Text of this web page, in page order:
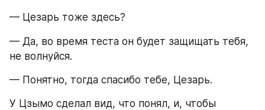
— Цезарь тоже здесь?
— Да, во время теста он будет защищать тебя,
не волнуйся.
— Понятно, тогда спасибо тебе, Цезарь.
У Цзымо сделал вид, что понял, и, чтобы